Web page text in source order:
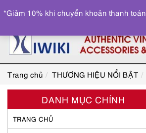
Trang chủ THƯƠNG HIỆU NỔI BẬT
DANH MỤC CHÍNH
TRANG CHỦ
*Giảm 10% khi chuyển khoản thanh